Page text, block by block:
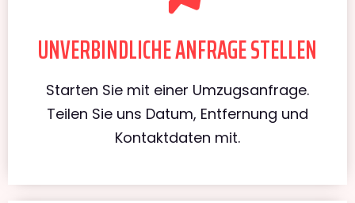
UNVERBINDLICHE ANFRAGE STELLEN
Starten Sie mit einer Umzugsanfrage.
Teilen Sie uns Datum, Entfernung und
Kontaktdaten mit.